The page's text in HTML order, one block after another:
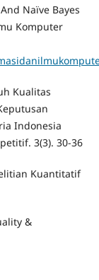
Naïve Bayes
Komputer
Kualitas
Indonesia
3(3). 30-36
Kuantitatif
&